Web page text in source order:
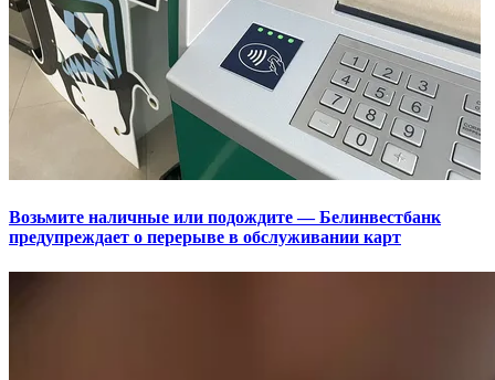
Возьмите наличные или подождите — Белинвестбанк
предупреждает о перерыве в обслуживании карт